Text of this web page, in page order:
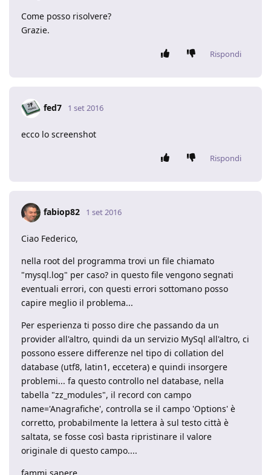
Come posso risolvere?
Grazie.
Rispondi
fed7 1 set 2016
ecco lo screenshot
Rispondi
fabiop82 1 set 2016
Ciao Federico,
nella root del programma trovi un file chiamato
"mysql.log" per caso? in questo file vengono segnati
eventuali errori, con questi errori sottomano posso
capire meglio il problema...
Per esperienza ti posso dire che passando da un
provider all'altro, quindi da un servizio MySql all'altro, ci
possono essere differenze nel tipo di collation del
database (utf8, latin1, eccetera) e quindi insorgere
problemi... fa questo controllo nel database, nella
tabella "zz_modules", il record con campo
name='Anagrafiche', controlla se il campo 'Options' è
corretto, probabilmente la lettera à sul testo città è
saltata, se fosse così basta ripristinare il valore
originale di questo campo....